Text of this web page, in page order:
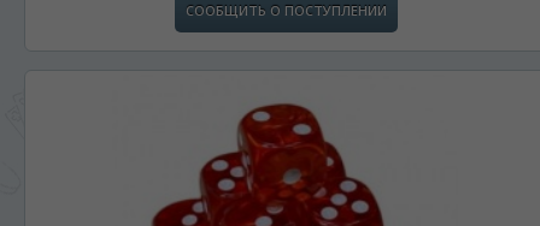
СООБЩИТЬ О ПОСТУПЛЕНИИ
ЯЗЫК САЙТА / LIMBA SITE-ULUI
На каком языке Вы хотите
просматривать наш сайт?
În ce limbă ați dori să vedeți site-ul nostru?